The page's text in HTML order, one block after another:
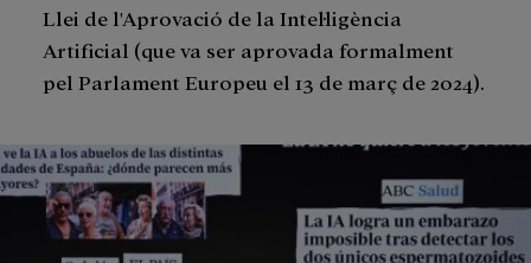
Llei de l'Aprovació de la Intel·ligència
Artificial (que va ser aprovada formalment
pel Parlament Europeu el 13 de març de 2024).